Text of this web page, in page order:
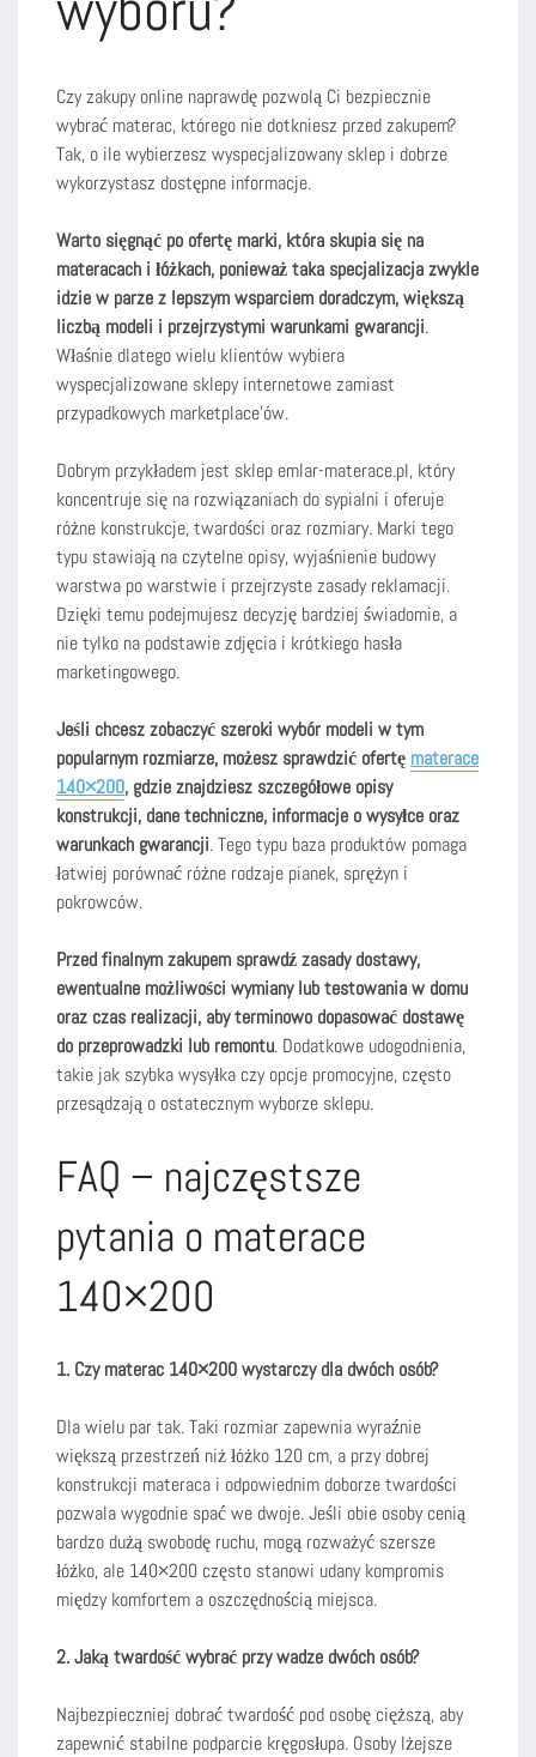
Czy zakupy online naprawdę pozwolą Ci bezpiecznie
wybrać materac, którego nie dotkniesz przed zakupem?
Tak, o ile wybierzesz wyspecjalizowany sklep i dobrze
wykorzystasz dostępne informacje.
Warto sięgnąć po ofertę marki, która skupia się na
materacach i łóżkach, ponieważ taka specjalizacja zwykle
idzie w parze z lepszym wsparciem doradczym, większą
liczbą modeli i przejrzystymi warunkami gwarancji.
Właśnie dlatego wielu klientów wybiera
wyspecjalizowane sklepy internetowe zamiast
przypadkowych marketplace’ów.
Dobrym przykładem jest sklep emlar-materace.pl, który
koncentruje się na rozwiązaniach do sypialni i oferuje
różne konstrukcje, twardości oraz rozmiary. Marki tego
typu stawiają na czytelne opisy, wyjaśnienie budowy
warstwa po warstwie i przejrzyste zasady reklamacji.
Dzięki temu podejmujesz decyzję bardziej świadomie, a
nie tylko na podstawie zdjęcia i krótkiego hasła
marketingowego.
Jeśli chcesz zobaczyć szeroki wybór modeli w tym
popularnym rozmiarze, możesz sprawdzić ofertę materace
140×200, gdzie znajdziesz szczegółowe opisy
konstrukcji, dane techniczne, informacje o wysyłce oraz
warunkach gwarancji. Tego typu baza produktów pomaga
łatwiej porównać różne rodzaje pianek, sprężyn i
pokrowców.
Przed finalnym zakupem sprawdź zasady dostawy,
ewentualne możliwości wymiany lub testowania w domu
oraz czas realizacji, aby terminowo dopasować dostawę
do przeprowadzki lub remontu. Dodatkowe udogodnienia,
takie jak szybka wysyłka czy opcje promocyjne, często
przesądzają o ostatecznym wyborze sklepu.
FAQ – najczęstsze
pytania o materace
140×200
1. Czy materac 140×200 wystarczy dla dwóch osób?
Dla wielu par tak. Taki rozmiar zapewnia wyraźnie
większą przestrzeń niż łóżko 120 cm, a przy dobrej
konstrukcji materaca i odpowiednim doborze twardości
pozwala wygodnie spać we dwoje. Jeśli obie osoby cenią
bardzo dużą swobodę ruchu, mogą rozważyć szersze
łóżko, ale 140×200 często stanowi udany kompromis
między komfortem a oszczędnością miejsca.
2. Jaką twardość wybrać przy wadze dwóch osób?
Najbezpieczniej dobrać twardość pod osobę cięższą, aby
zapewnić stabilne podparcie kręgosłupa. Osoby lżejsze